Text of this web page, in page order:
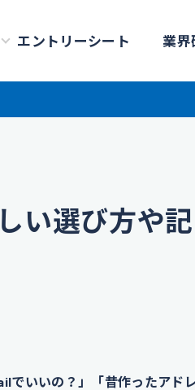
エントリーシート 業界
い選び方や記
でいいの？」「昔作ったアド